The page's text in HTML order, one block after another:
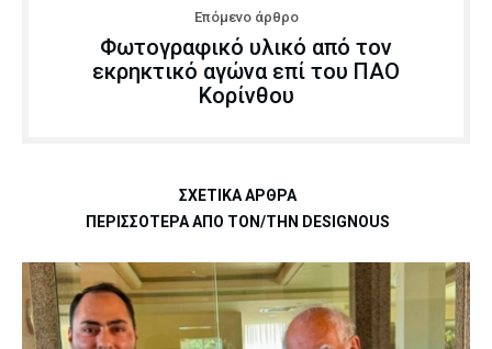
Επόμενο άρθρο
Φωτογραφικό υλικό από τον
εκρηκτικό αγώνα επί του ΠΑΟ
Κορίνθου
ΣΧΕΤΙΚΆ ΆΡΘΡΑ
ΠΕΡΙΣΣΌΤΕΡΑ ΑΠΌ ΤΟΝ/ΤΗΝ DESIGNOUS